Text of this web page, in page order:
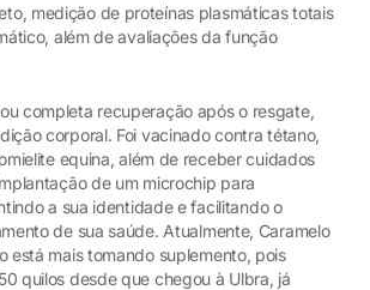
medição de proteínas plasmáticas totais
além de avaliações da função
completa recuperação após o resgate,
corporal. Foi vacinado contra tétano,
equina, além de receber cuidados
de um microchip para
a sua identidade e facilitando o
de sua saúde. Atualmente, Caramelo
está mais tomando suplemento, pois
quilos desde que chegou à Ulbra, já